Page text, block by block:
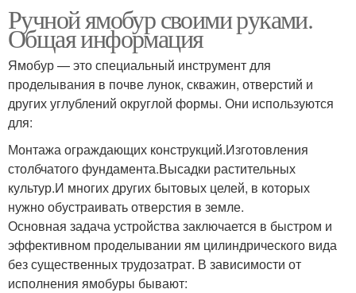
Ручной ямобур своими руками.
Общая информация
Ямобур — это специальный инструмент для
проделывания в почве лунок, скважин, отверстий и
других углублений округлой формы. Они используются
для:
Монтажа ограждающих конструкций.Изготовления
столбчатого фундамента.Высадки растительных
культур.И многих других бытовых целей, в которых
нужно обустраивать отверстия в земле.
Основная задача устройства заключается в быстром и
эффективном проделывании ям цилиндрического вида
без существенных трудозатрат. В зависимости от
исполнения ямобуры бывают: